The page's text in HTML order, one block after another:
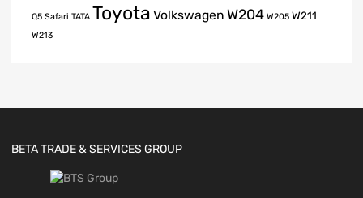
Q5 Safari TATA Toyota Volkswagen W204 W205 W211
W213
BETA TRADE & SERVICES GROUP